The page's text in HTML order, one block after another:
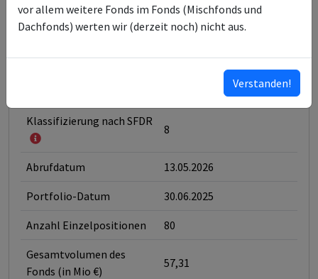
Fondsmanagement
Deka
Vermoegensmanagement
Norddeutsche
Landesbank Girozentrale
Klassifizierung nach SFDR
8
Abrufdatum 13.05.2026
Portfolio-Datum 30.06.2025
Anzahl Einzelpositionen 80
Gesamtvolumen des
Fonds (in Mio €)
57,31
vor allem weitere Fonds im Fonds (Mischfonds und
Dachfonds) werten wir (derzeit noch) nicht aus.
Verstanden!